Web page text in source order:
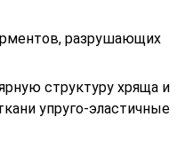
разрушающих
структуру хряща и
упруго-эластичные